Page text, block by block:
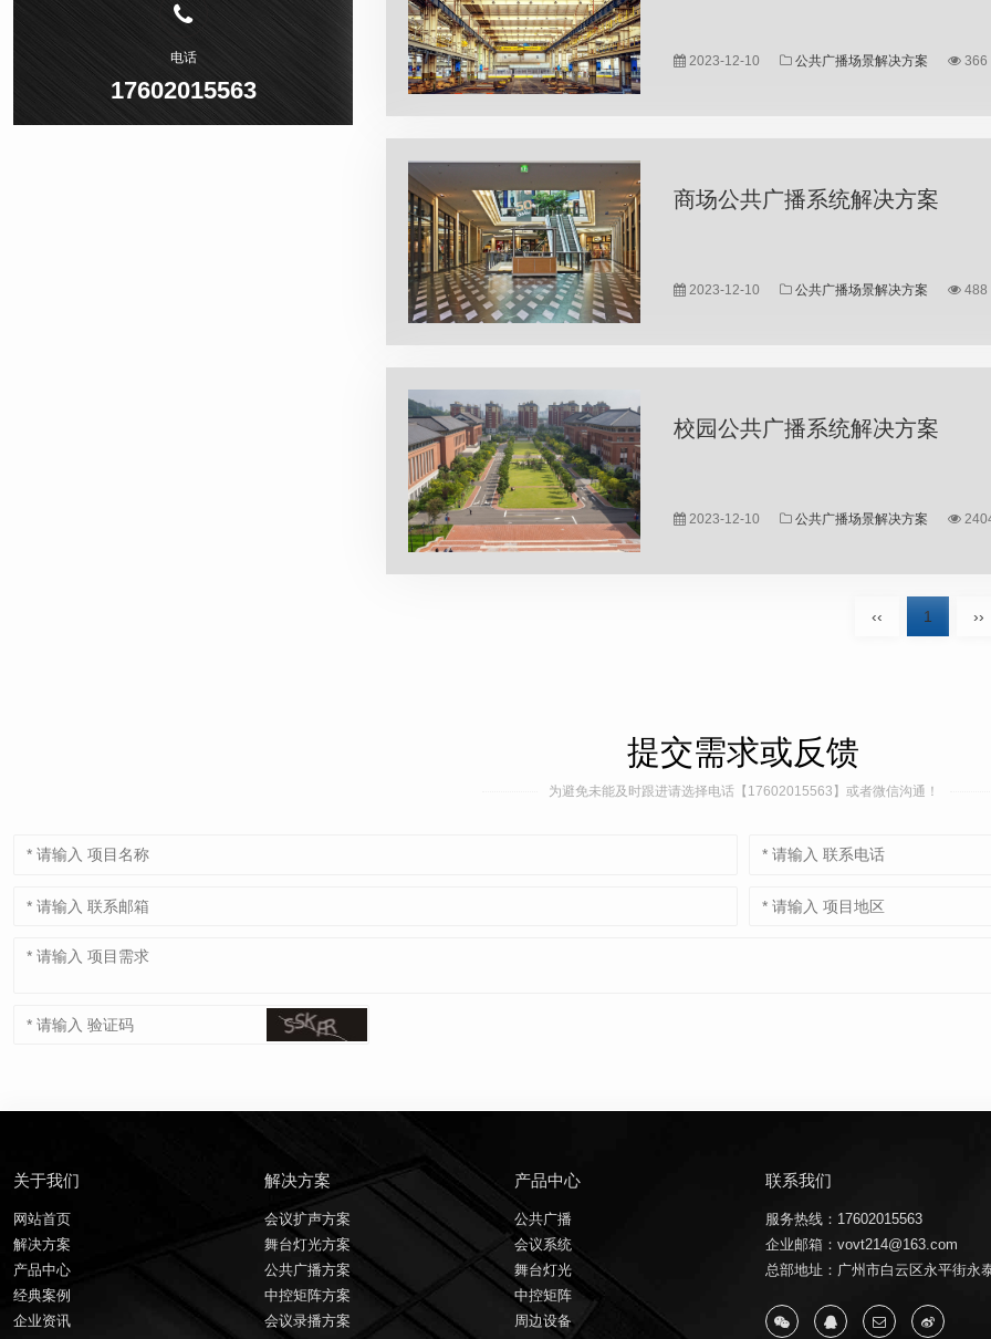
电话
17602015563
2023-12-10 公共广播场景解决方案 366
商场公共广播系统解决方案
2023-12-10 公共广播场景解决方案 488
校园公共广播系统解决方案
2023-12-10 公共广播场景解决方案
‹‹ 1 ››
提交需求或反馈
为避免未能及时跟进请选择电话【17602015563】或者微信沟通！
关于我们
网站首页
解决方案
产品中心
经典案例
企业资讯
解决方案
会议扩声方案
舞台灯光方案
公共广播方案
中控矩阵方案
会议录播方案
产品中心
公共广播
会议系统
舞台灯光
中控矩阵
周边设备
联系我们
服务热线：17602015563
企业邮箱：vovt214@163.com
总部地址：广州市白云区永平街永